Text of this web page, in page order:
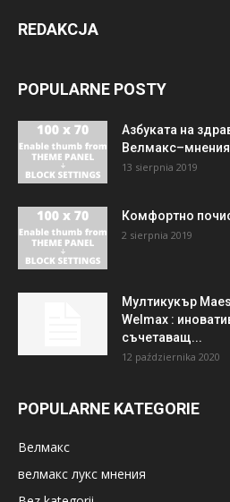
REDAKCJA
POPULARNE POSTY
Азбуката на
13 sierpnia 2019
Комфортно
2 sierpnia 2019
Мултикукър
Welmax :
съчетаващ...
12 października 2020
POPULARNE KATEGORIE
Велмакс
велмакс лукс мнения